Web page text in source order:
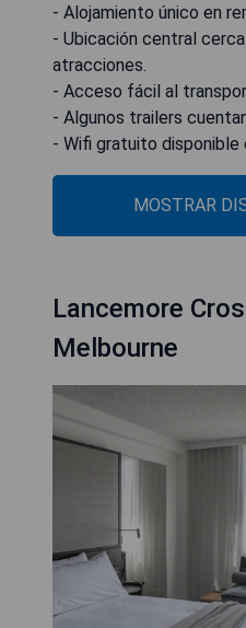
- Alojamiento único en
- Ubicación central
atracciones.
- Acceso fácil al
- Algunos trailers
- Wifi gratuito
MOSTRAR
Lancemore
Melbourne